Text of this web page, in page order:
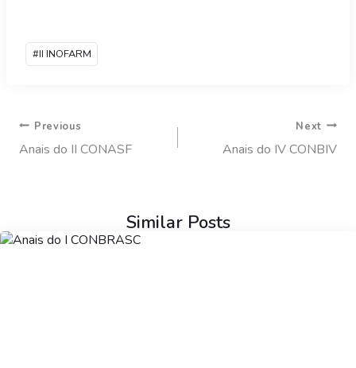
#II INOFARM
Previous
Anais do II CONASF
Next
Anais do IV CONBIV
Similar Posts